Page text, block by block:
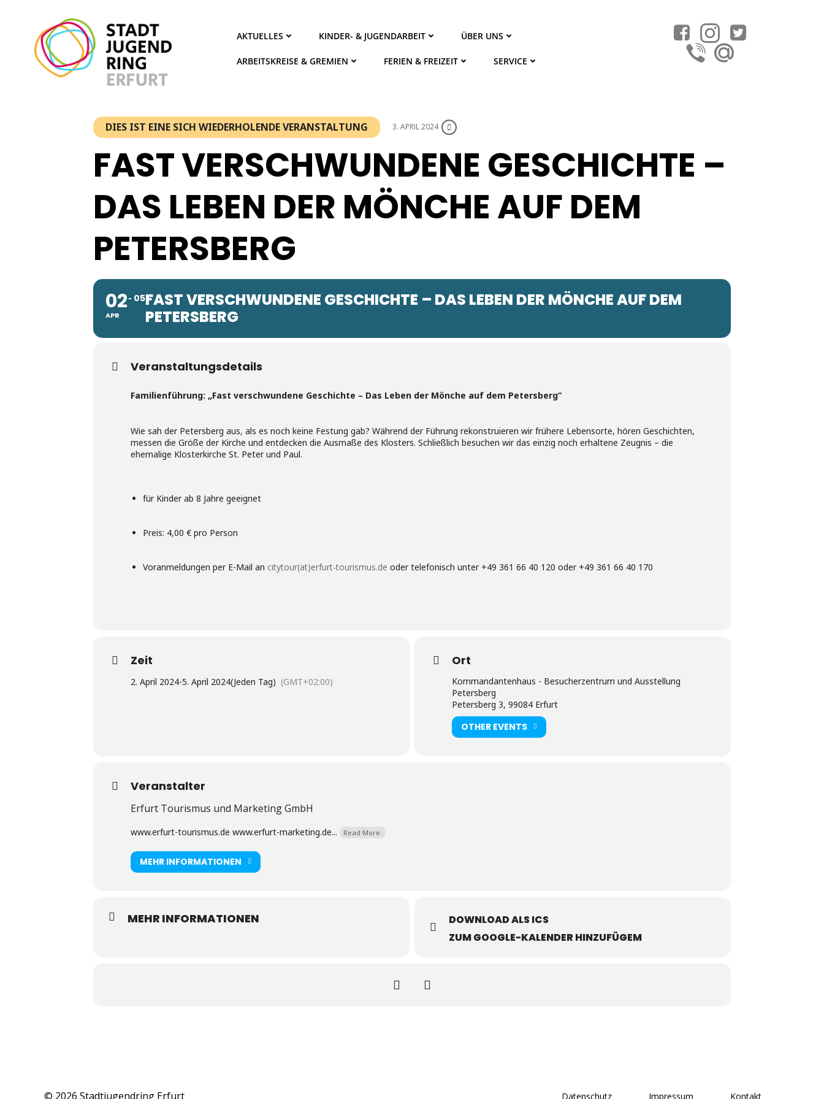
springen
AKTUELLES KINDER- & JUGENDARBEIT ÜBER UNS
ARBEITSKREISE & GREMIEN FERIEN & FREIZEIT SERVICE
DIES IST EINE SICH WIEDERHOLENDE VERANSTALTUNG 3. APRIL 2024
FAST VERSCHWUNDENE GESCHICHTE –
DAS LEBEN DER MÖNCHE AUF DEM
PETERSBERG
02
APR
05FAST VERSCHWUNDENE GESCHICHTE – DAS LEBEN DER MÖNCHE AUF DEM
PETERSBERG
Veranstaltungsdetails
Familienführung: „Fast verschwundene Geschichte – Das Leben der Mönche auf dem Petersberg“
Wie sah der Petersberg aus, als es noch keine Festung gab? Während der Führung rekonstruieren wir frühere Lebensorte, hören Geschichten,
messen die Größe der Kirche und entdecken die Ausmaße des Klosters. Schließlich besuchen wir das einzig noch erhaltene Zeugnis – die
ehemalige Klosterkirche St. Peter und Paul.
für Kinder ab 8 Jahre geeignet
Preis: 4,00 € pro Person
Voranmeldungen per E-Mail an citytour(at)erfurt-tourismus.de oder telefonisch unter +49 361 66 40 120 oder +49 361 66 40 170
Zeit
2. April 2024-5. April 2024(Jeden Tag) (GMT+02:00)
Ort
Kommandantenhaus - Besucherzentrum und Ausstellung
Petersberg
Petersberg 3, 99084 Erfurt
OTHER EVENTS
Veranstalter
Erfurt Tourismus und Marketing GmbH
www.erfurt-tourismus.de www.erfurt-marketing.de... Read More.
MEHR INFORMATIONEN
MEHR INFORMATIONEN
DOWNLOAD ALS ICS
ZUM GOOGLE-KALENDER HINZUFÜGEM
© 2026 Stadtjugendring Erfurt Datenschutz Impressum Kontakt